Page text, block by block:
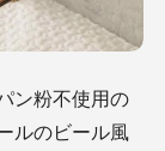
ン粉不使用の
ルのビール風